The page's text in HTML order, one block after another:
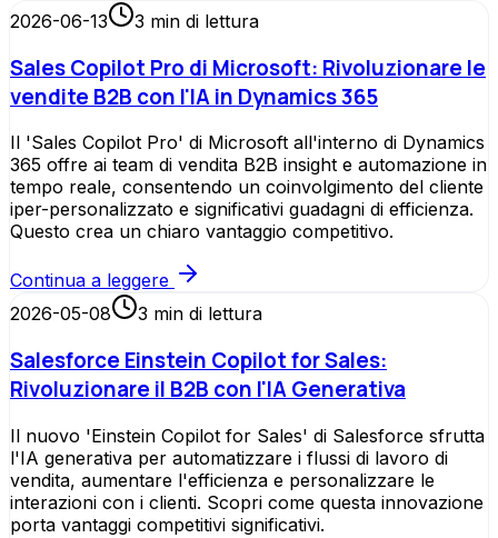
2026-06-13
3 min di lettura
Sales Copilot Pro di Microsoft: Rivoluzionare le
vendite B2B con l'IA in Dynamics 365
Il 'Sales Copilot Pro' di Microsoft all'interno di Dynamics
365 offre ai team di vendita B2B insight e automazione in
tempo reale, consentendo un coinvolgimento del cliente
iper-personalizzato e significativi guadagni di efficienza.
Questo crea un chiaro vantaggio competitivo.
Continua a leggere
2026-05-08
3 min di lettura
Salesforce Einstein Copilot for Sales:
Rivoluzionare il B2B con l'IA Generativa
Il nuovo 'Einstein Copilot for Sales' di Salesforce sfrutta
l'IA generativa per automatizzare i flussi di lavoro di
vendita, aumentare l'efficienza e personalizzare le
interazioni con i clienti. Scopri come questa innovazione
porta vantaggi competitivi significativi.